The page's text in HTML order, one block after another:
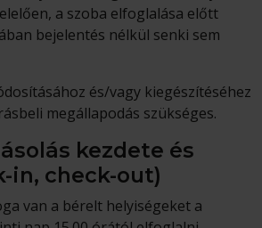
a szoba elfoglalása előtt
bejelentés nélkül senki sem
és/vagy kiegészítéséhez
megállapodás szükséges.
kezdete és
in, check-out)
van a bérelt helyiségeket a